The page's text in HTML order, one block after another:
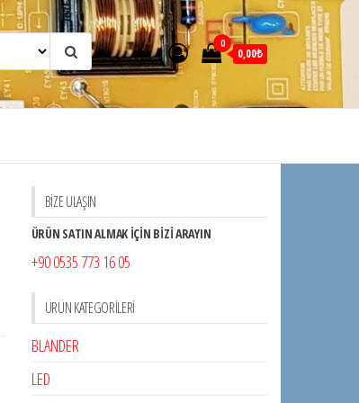
0
0,00₺
BİZE ULAŞIN
ÜRÜN SATIN ALMAK İÇİN BİZİ ARAYIN
+90 0535 773 16 05
ÜRÜN KATEGORILERI
BLANDER
LED